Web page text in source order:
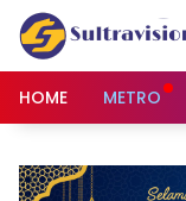
Langsung
konten
HOME
METRO